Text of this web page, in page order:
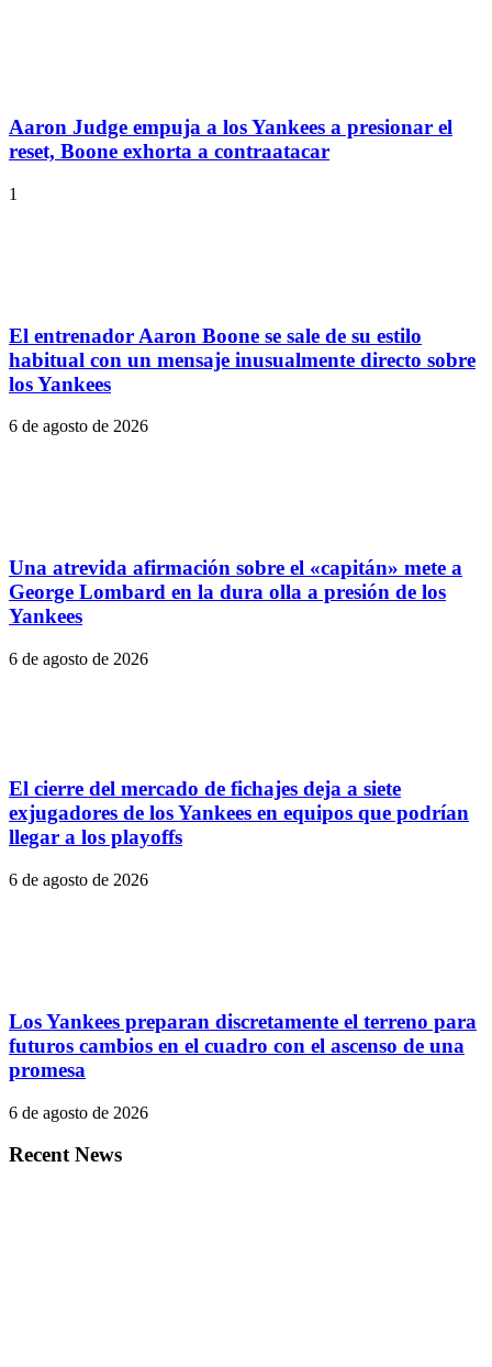
Aaron Judge empuja a los Yankees a presionar el
reset, Boone exhorta a contraatacar
1
El entrenador Aaron Boone se sale de su estilo
habitual con un mensaje inusualmente directo sobre
los Yankees
6 de agosto de 2026
Una atrevida afirmación sobre el «capitán» mete a
George Lombard en la dura olla a presión de los
Yankees
6 de agosto de 2026
El cierre del mercado de fichajes deja a siete
exjugadores de los Yankees en equipos que podrían
llegar a los playoffs
6 de agosto de 2026
Los Yankees preparan discretamente el terreno para
futuros cambios en el cuadro con el ascenso de una
promesa
6 de agosto de 2026
Recent News